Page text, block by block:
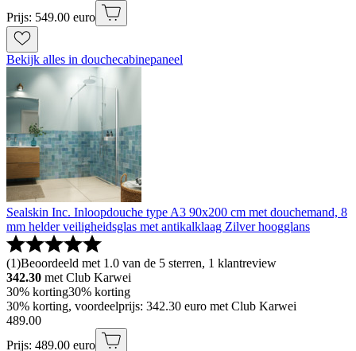
Prijs: 549.00 euro
Bekijk alles in douchecabinepaneel
Sealskin Inc. Inloopdouche type A3 90x200 cm met douchemand, 8
mm helder veiligheidsglas met antikalklaag Zilver hoogglans
(1)Beoordeeld met 1.0 van de 5 sterren, 1 klantreview
342.30 met Club Karwei
30% korting30% korting
30% korting, voordeelprijs: 342.30 euro met Club Karwei
489.00
Prijs: 489.00 euro